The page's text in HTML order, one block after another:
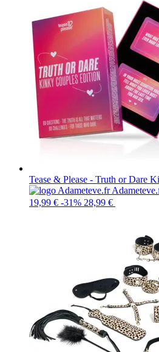
Tease & Please - Truth or Dare
Adameteve.fr
19,99 € -31% 28,99 €